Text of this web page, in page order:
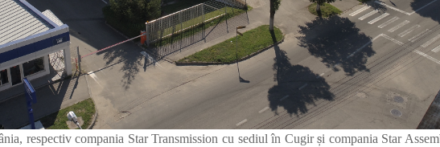
respectiv compania Star Transmission cu sediulîn Cugirși compania Star